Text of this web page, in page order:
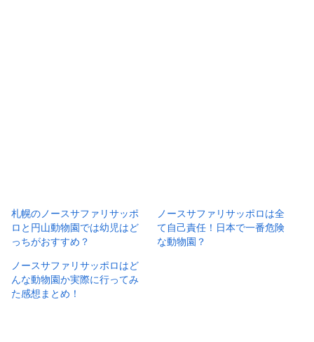
札幌のノースサファリサッポ
ロと円山動物園では幼児はど
っちがおすすめ？
ノースサファリサッポロは全
て自己責任！日本で一番危険
な動物園？
ノースサファリサッポロはど
んな動物園か実際に行ってみ
た感想まとめ！